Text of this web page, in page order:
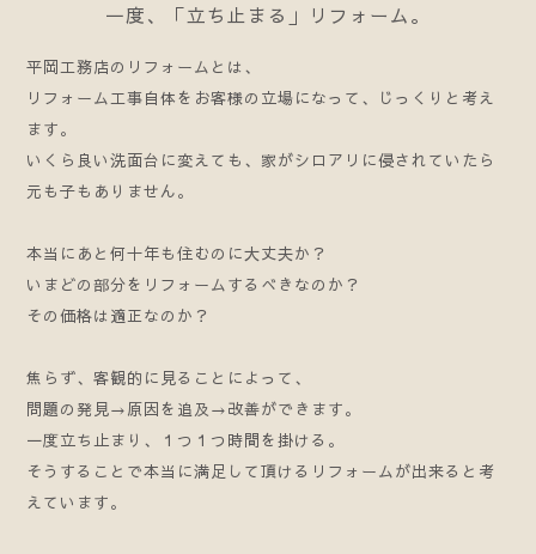
一度、「立ち止まる」リフォーム。
平岡工務店のリフォームとは、
リフォーム工事自体をお客様の立場になって、じっくりと考え
ます。
いくら良い洗面台に変えても、家がシロアリに侵されていたら
元も子もありません。
本当にあと何十年も住むのに大丈夫か？
いまどの部分をリフォームするべきなのか？
その価格は適正なのか？
焦らず、客観的に見ることによって、
問題の発見→原因を追及→改善ができます。
一度立ち止まり、１つ１つ時間を掛ける。
そうすることで本当に満足して頂けるリフォームが出来ると考
えています。